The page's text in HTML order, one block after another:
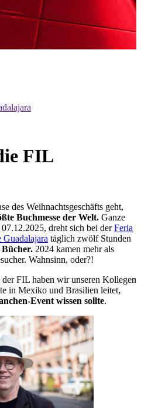
FIL
des Weihnachtsgeschäfts geht,
Buchmesse der Welt. Ganze
dreht sich bei derFeria
täglich zwölf Stunden
Bücher. 2024 kamen mehr als
Wahnsinn, oder?!
FIL haben wir unseren Kollegen
in Mexiko und Brasilien leitet,
Event wissen sollte.